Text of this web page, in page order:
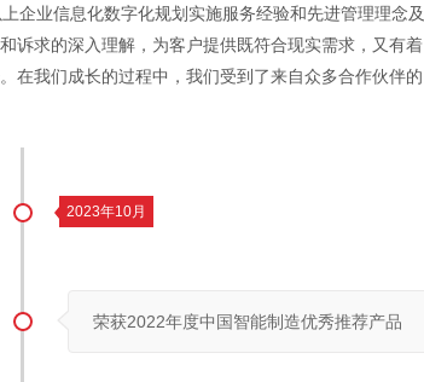
企业信息化数字化规划实施服务经验和先进管理理念及
诉求的深入理解，为客户提供既符合现实需求，又有着
在我们成长的过程中，我们受到了来自众多合作伙伴的
2023年10月
荣获2022年度中国智能制造优秀推荐产品